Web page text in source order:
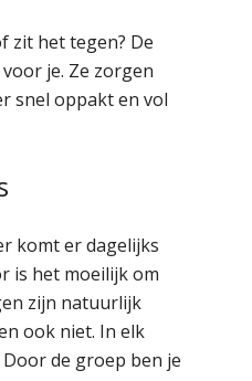
zit het tegen? De
je. Ze zorgen
snel oppakt en vol
komt er dagelijks
is het moeilijk om
zijn natuurlijk
ook niet. In elk
de groep ben je